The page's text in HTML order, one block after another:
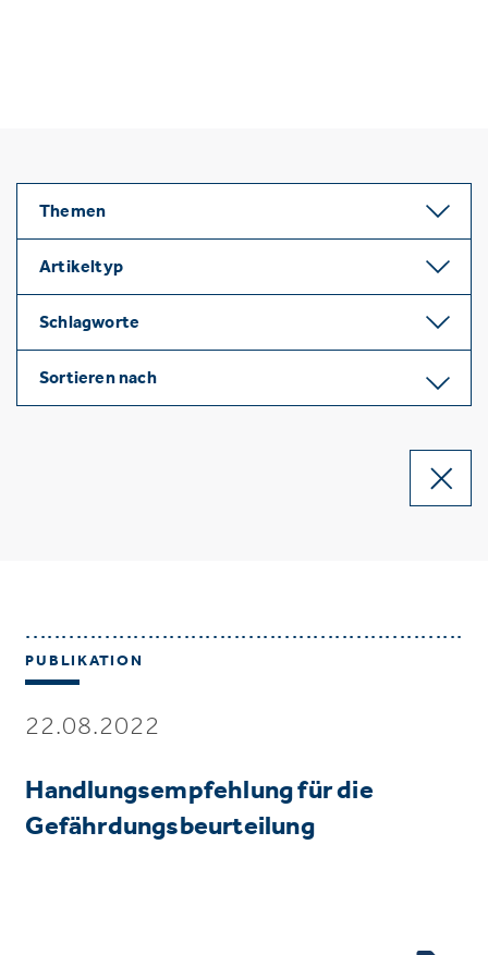
Themen
Artikeltyp
Schlagworte
Sortieren nach
PUBLIKATION
22.08.2022
Handlungsempfehlung für die
Gefährdungsbeurteilung